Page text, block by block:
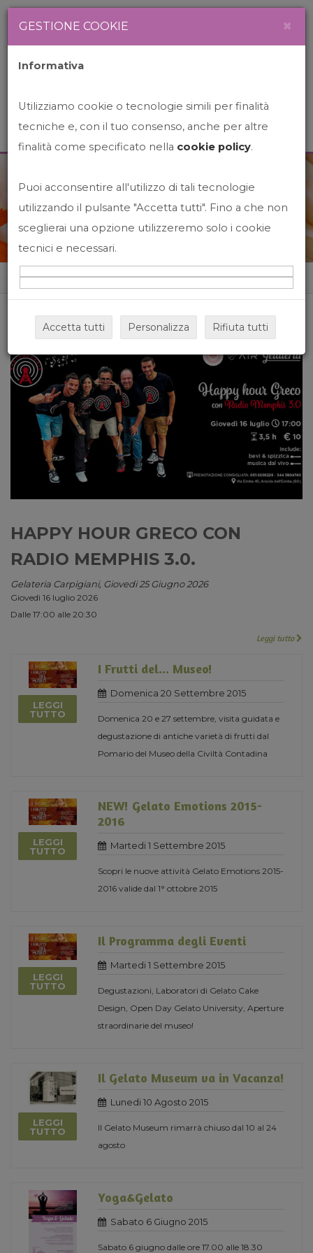
News&Events
Home News&events
HAPPY HOUR GRECO CON
RADIO MEMPHIS 3.0.
Gelateria Carpigiani, Giovedi 25 Giugno 2026
Giovedì 16 luglio 2026
Dalle 17:00 alle 20:30
Leggi tutto
LEGGI
TUTTO
I Frutti del... Museo!
Domenica 20 Settembre 2015
Domenica 20 e 27 settembre, visita guidata e
degustazione di antiche varietà di frutti dal
Pomario del Museo della Civiltà Contadina
LEGGI
TUTTO
NEW! Gelato Emotions 2015-
2016
Martedi 1 Settembre 2015
Scopri le nuove attività Gelato Emotions 2015-
2016 valide dal 1° ottobre 2015
LEGGI
TUTTO
Il Programma degli Eventi
Martedi 1 Settembre 2015
Degustazioni, Laboratori di Gelato Cake
Design, Open Day Gelato University, Aperture
straordinarie del museo!
LEGGI
TUTTO
Il Gelato Museum va in Vacanza!
Lunedi 10 Agosto 2015
Il Gelato Museum rimarrà chiuso dal 10 al 24
agosto
Yoga&Gelato
Sabato 6 Giugno 2015
Sabato 6 giugno dalle ore 17.00 alle 18.30
GESTIONE COOKIE ×
Informativa
Utilizziamo cookie o tecnologie simili per finalità
tecniche e, con il tuo consenso, anche per altre
finalità come specificato nella cookie policy.
Puoi acconsentire all'utilizzo di tali tecnologie
utilizzando il pulsante "Accetta tutti". Fino a che non
sceglierai una opzione utilizzeremo solo i cookie
tecnici e necessari.
Accetta tutti Personalizza Rifiuta tutti